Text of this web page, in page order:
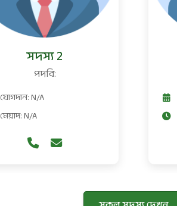
সদস্য 2
পদবি:
যোগদান: N/A
মেয়াদ: N/A